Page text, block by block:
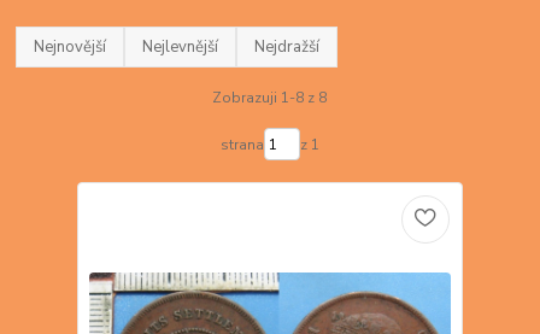
Nejnovější Nejlevnější Nejdražší
Zobrazuji 1-8 z 8
strana z 1